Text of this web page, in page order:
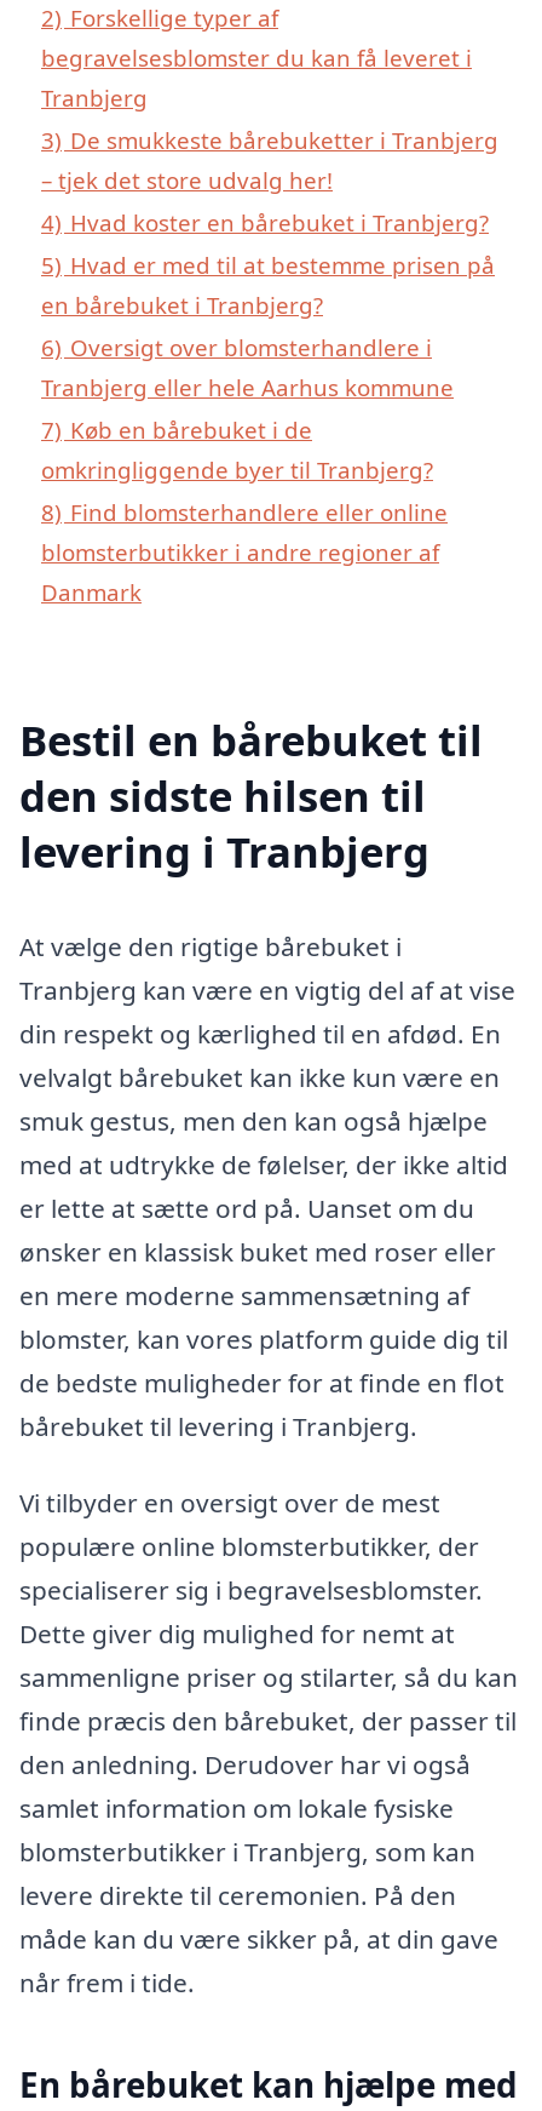
2) Forskellige typer af
begravelsesblomster du kan få leveret i
Tranbjerg
3) De smukkeste bårebuketter i Tranbjerg
– tjek det store udvalg her!
4) Hvad koster en bårebuket i Tranbjerg?
5) Hvad er med til at bestemme prisen på
en bårebuket i Tranbjerg?
6) Oversigt over blomsterhandlere i
Tranbjerg eller hele Aarhus kommune
7) Køb en bårebuket i de
omkringliggende byer til Tranbjerg?
8) Find blomsterhandlere eller online
blomsterbutikker i andre regioner af
Danmark
Bestil en bårebuket til
den sidste hilsen til
levering i Tranbjerg
At vælge den rigtige bårebuket i
Tranbjerg kan være en vigtig del af at vise
din respekt og kærlighed til en afdød. En
velvalgt bårebuket kan ikke kun være en
smuk gestus, men den kan også hjælpe
med at udtrykke de følelser, der ikke altid
er lette at sætte ord på. Uanset om du
ønsker en klassisk buket med roser eller
en mere moderne sammensætning af
blomster, kan vores platform guide dig til
de bedste muligheder for at finde en flot
bårebuket til levering i Tranbjerg.
Vi tilbyder en oversigt over de mest
populære online blomsterbutikker, der
specialiserer sig i begravelsesblomster.
Dette giver dig mulighed for nemt at
sammenligne priser og stilarter, så du kan
finde præcis den bårebuket, der passer til
den anledning. Derudover har vi også
samlet information om lokale fysiske
blomsterbutikker i Tranbjerg, som kan
levere direkte til ceremonien. På den
måde kan du være sikker på, at din gave
når frem i tide.
En bårebuket kan hjælpe med